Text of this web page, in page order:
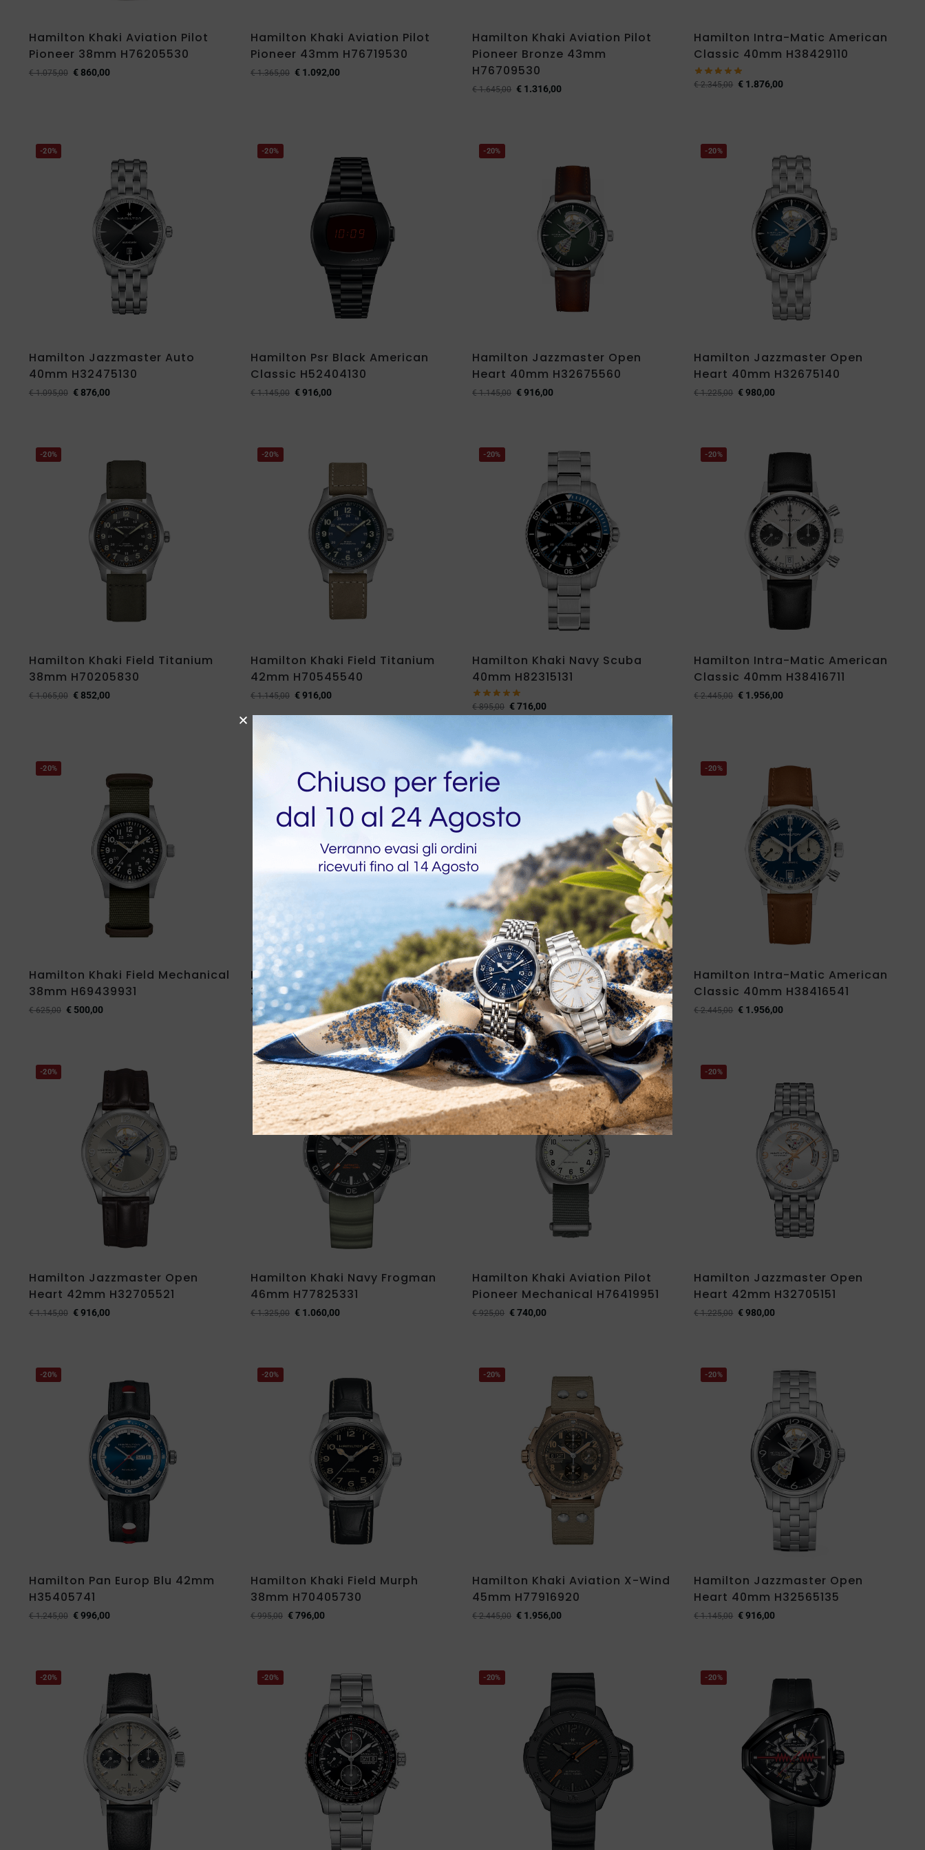
Hamilton Khaki Aviation Pilot
Pioneer 38mm H76205530
€1.075,00 €860,00
Hamilton Khaki Aviation Pilot
Pioneer 43mm H76719530
€1.365,00 € 1.092,00
Hamilton Khaki Aviation Pilot
Pioneer Bronze 43mm
H76709530
€1.645,00 € 1.316,00
Hamilton Intra-Matic American
Classic 40mm H38429110
€2.345,00 € 1.876,00
-20%
Hamilton Jazzmaster Auto
40mm H32475130
€1.095,00 €876,00
-20%
Hamilton Psr Black American
Classic H52404130
€1.145,00 €916,00
-20%
Hamilton Jazzmaster Open
Heart 40mm H32675560
€1.145,00 €916,00
-20%
Hamilton Jazzmaster Open
Heart 40mm H32675140
€1.225,00 €980,00
-20%
Hamilton Khaki Field Titanium
38mm H70205830
€1.065,00 €852,00
-20%
Hamilton Khaki Field Titanium
42mm H70545540
€1.145,00 €916,00
-20%
Hamilton Khaki Navy Scuba
40mm H82315131
€895,00 €716,00
-20%
Hamilton Intra-Matic American
Classic 40mm H38416711
€2.445,00 € 1.956,00
-20%
Hamilton Khaki Field Mechanical
38mm H69439931
€625,00 €500,00
Hamilton Khaki Field Mechanical
38mm H69439363
€625,00 € 500,00
Hamilton Khaki Field Mechanical
38mm H69439933
€625,00 €500,00
-20%
Hamilton Intra-Matic American
Classic 40mm H38416541
€2.445,00 € 1.956,00
-20%
Hamilton Jazzmaster Open
Heart 42mm H32705521
€1.145,00 €916,00
-20%
Hamilton Khaki Navy Frogman
46mm H77825331
€1.325,00 € 1.060,00
-20%
Hamilton Khaki Aviation Pilot
Pioneer Mechanical H76419951
€925,00 €740,00
-20%
Hamilton Jazzmaster Open
Heart 42mm H32705151
€1.225,00 €980,00
-20%
Hamilton Pan Europ Blu 42mm
H35405741
€1.245,00 €996,00
-20%
Hamilton Khaki Field Murph
38mm H70405730
€995,00 €796,00
-20%
Hamilton Khaki Aviation X-Wind
45mm H77916920
€2.445,00 € 1.956,00
-20%
Hamilton Jazzmaster Open
Heart 40mm H32565135
€1.145,00 €916,00
-20% -20% -20% -20%